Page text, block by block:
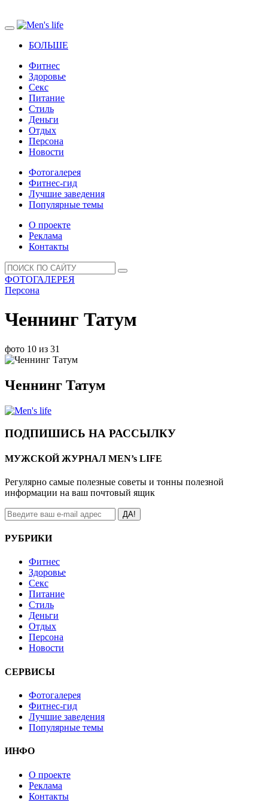
БОЛЬШЕ
Фитнес
Здоровье
Секс
Питание
Стиль
Деньги
Отдых
Персона
Новости
Фотогалерея
Фитнес-гид
Лучшие заведения
Популярные темы
О проекте
Реклама
Контакты
ФОТОГАЛЕРЕЯ
Персона
Ченнинг Татум
фото 10 из 31
Ченнинг Татум
ПОДПИШИСЬ НА РАССЫЛКУ
МУЖСКОЙ ЖУРНАЛ MEN’s LIFE
Регулярно самые полезные советы и тонны полезной
информации на ваш почтовый ящик
ДА!
РУБРИКИ
Фитнес
Здоровье
Секс
Питание
Стиль
Деньги
Отдых
Персона
Новости
СЕРВИСЫ
Фотогалерея
Фитнес-гид
Лучшие заведения
Популярные темы
ИНФО
О проекте
Реклама
Контакты